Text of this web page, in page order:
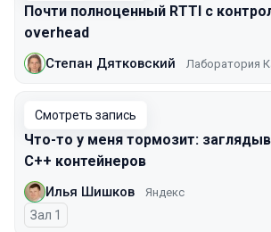
Почти полноценный RTTI с
overhead
Степан Дятковский Лаборатория
Смотреть запись
Что-то у меня тормозит:
С++ контейнеров
Илья Шишков Яндекс
Зал 1